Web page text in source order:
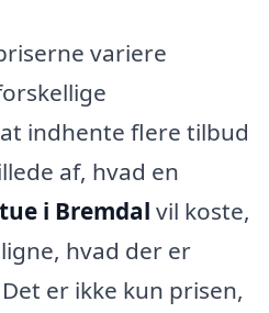
variere
indhente flere tilbud
af, hvad en
i Bremdal vil koste,
hvad der er
er ikke kun prisen,